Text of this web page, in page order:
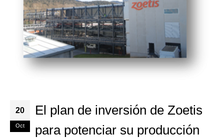
20
Oct
El plan de inversión de Zoetis
para potenciar su producción